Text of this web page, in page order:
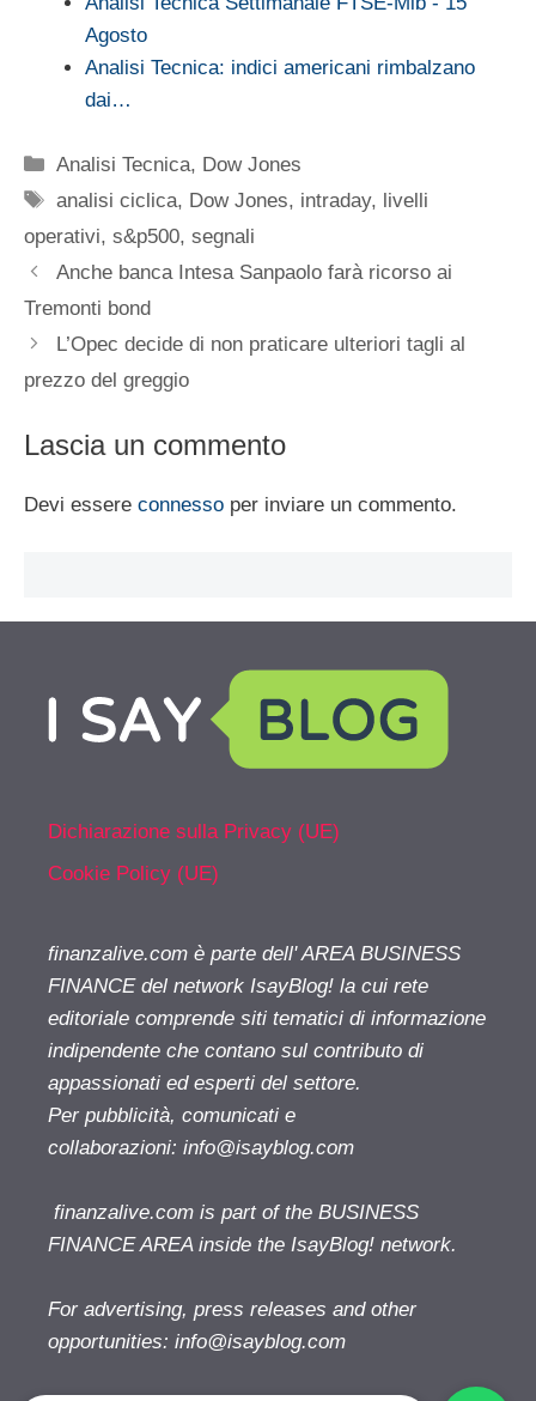
Agosto
Analisi Tecnica: indici americani rimbalzano
dai…
Categorie
Analisi Tecnica, Dow Jones
Tag
analisi ciclica, Dow Jones, intraday, livelli
operativi, s&p500, segnali
Anche banca Intesa Sanpaolo farà ricorso ai
Tremonti bond
L’Opec decide di non praticare ulteriori tagli al
prezzo del greggio
Lascia un commento
Devi essere connesso per inviare un commento.
Dichiarazione sulla Privacy (UE)
Cookie Policy (UE)
finanzalive.com è parte dell' AREA BUSINESS
FINANCE del network IsayBlog! la cui rete
editoriale comprende siti tematici di informazione
indipendente che contano sul contributo di
appassionati ed esperti del settore.
Per pubblicità, comunicati e
collaborazioni: info@isayblog.com
finanzalive.com is part of the BUSINESS
FINANCE AREA inside the IsayBlog! network.
For advertising, press releases and other
opportunities: info@isayblog.com